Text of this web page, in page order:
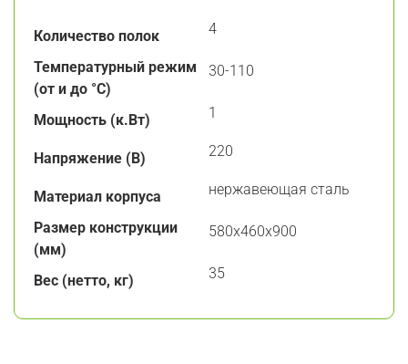
Количество полок 4
Температурный режим
(от и до °С)
30-110
Мощность (к.Вт) 1
Напряжение (В) 220
Материал корпуса нержавеющая сталь
Размер конструкции
(мм)
580х460х900
Вес (нетто, кг) 35